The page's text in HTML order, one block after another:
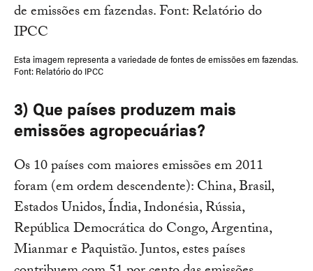
Esta imagem representa a variedade de fontes de emissões em fazendas.
Font: Relatório do IPCC
3) Que países produzem mais
emissões agropecuárias?
Os 10 países com maiores emissões em 2011
foram (em ordem descendente): China, Brasil,
Estados Unidos, Índia, Indonésia, Rússia,
República Democrática do Congo, Argentina,
Mianmar e Paquistão. Juntos, estes países